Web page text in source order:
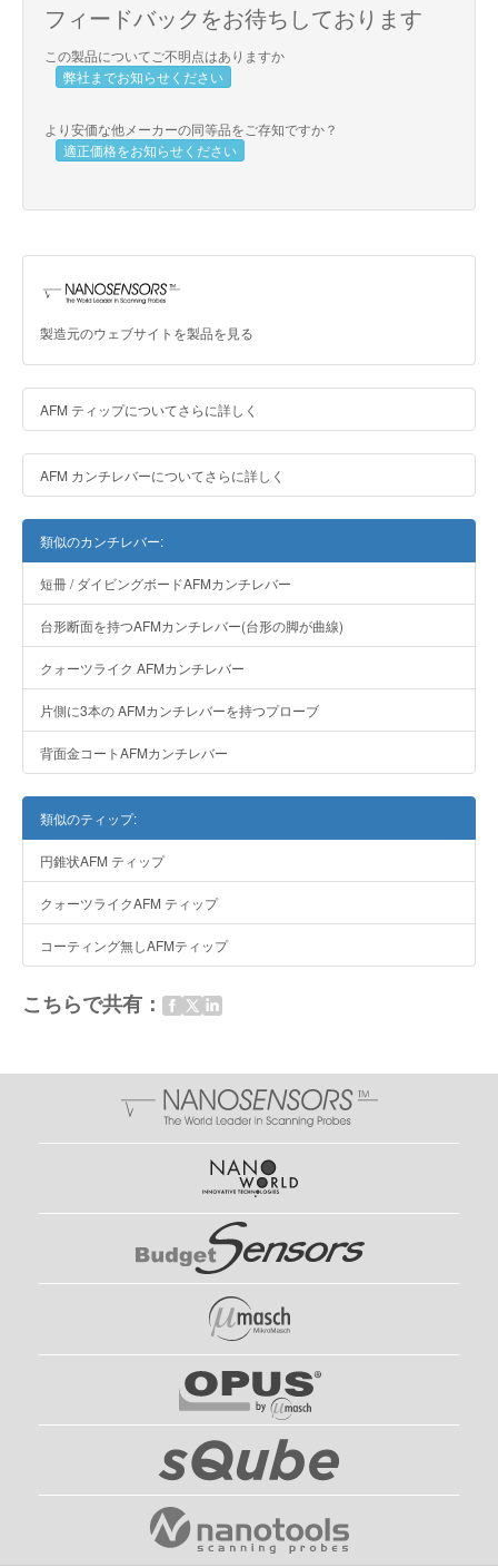
フィードバックをお待ちしております
この製品についてご不明点はありますか
弊社までお知らせください
より安価な他メーカーの同等品をご存知ですか？
適正価格をお知らせください
製造元のウェブサイトを製品を見る
AFM ティップについてさらに詳しく
AFM カンチレバーについてさらに詳しく
類似のカンチレバー:
短冊 / ダイビングボードAFMカンチレバー
台形断面を持つAFMカンチレバー(台形の脚が曲線)
クォーツライク AFMカンチレバー
片側に3本の AFMカンチレバーを持つプローブ
背面金コートAFMカンチレバー
類似のティップ:
円錐状AFM ティップ
クォーツライクAFM ティップ
コーティング無しAFMティップ
こちらで共有：